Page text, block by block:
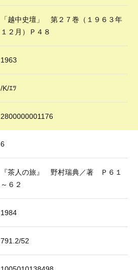
「越中史壇」 第２７巻（１９６３年
１２月）Ｐ４８
1963
/K/ｴﾂ
2800000001176
6
『茶人の旅』 野村瑞典／著 Ｐ６１
～６２
1984
791.2/52